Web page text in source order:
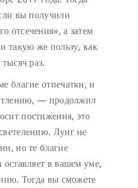
вы получили
отсечения», а затем
такую же пользу, как
раз.
благие отпечатки, и
— продолжил
постижения, это
Лунг не
но те благие
в вашем уме,
Тогда вы сможете